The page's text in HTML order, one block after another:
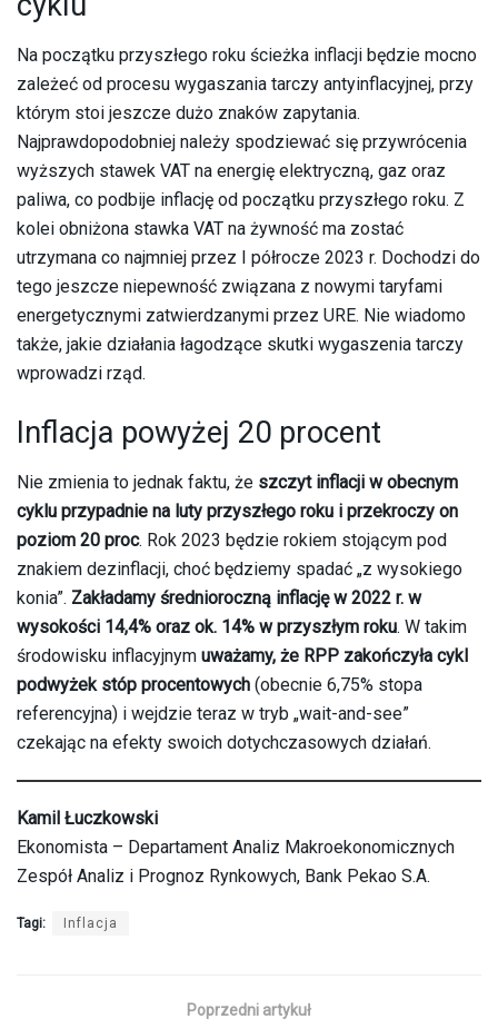
Na początku przyszłego roku ścieżka inflacji będzie mocno
zależeć od procesu wygaszania tarczy antyinflacyjnej, przy
którym stoi jeszcze dużo znaków zapytania.
Najprawdopodobniej należy spodziewać się przywrócenia
wyższych stawek VAT na energię elektryczną, gaz oraz
paliwa, co podbije inflację od początku przyszłego roku. Z
kolei obniżona stawka VAT na żywność ma zostać
utrzymana co najmniej przez I półrocze 2023 r. Dochodzi do
tego jeszcze niepewność związana z nowymi taryfami
energetycznymi zatwierdzanymi przez URE. Nie wiadomo
także, jakie działania łagodzące skutki wygaszenia tarczy
wprowadzi rząd.
Inflacja powyżej 20 procent
Nie zmienia to jednak faktu, że szczyt inflacji w obecnym
cyklu przypadnie na luty przyszłego roku i przekroczy on
poziom 20 proc. Rok 2023 będzie rokiem stojącym pod
znakiem dezinflacji, choć będziemy spadać „z wysokiego
konia”. Zakładamy średnioroczną inflację w 2022 r. w
wysokości 14,4% oraz ok. 14% w przyszłym roku. W takim
środowisku inflacyjnym uważamy, że RPP zakończyła cykl
podwyżek stóp procentowych (obecnie 6,75% stopa
referencyjna) i wejdzie teraz w tryb „wait-and-see”
czekając na efekty swoich dotychczasowych działań.
Kamil Łuczkowski
Ekonomista – Departament Analiz Makroekonomicznych
Zespół Analiz i Prognoz Rynkowych, Bank Pekao S.A.
Tagi: Inflacja
Poprzedni artykuł